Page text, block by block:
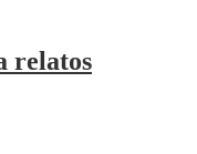
relatos